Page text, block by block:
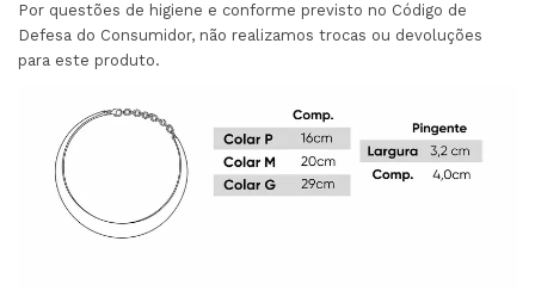
Por questões de higiene e conforme previsto no Código de
Defesa do Consumidor, não realizamos trocas ou devoluções
para este produto.